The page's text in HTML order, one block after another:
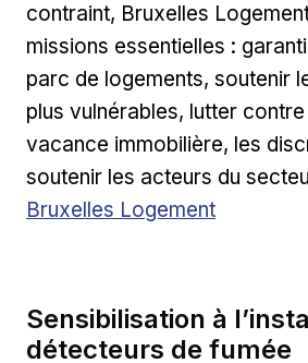
contraint, Bruxelles
missions essentielles :
parc de logements, soutenir
plus vulnérables, lutter contre
vacance immobilière, les
soutenir les acteurs du
Bruxelles Logement
Sensibilisation à
détecteurs de fumée